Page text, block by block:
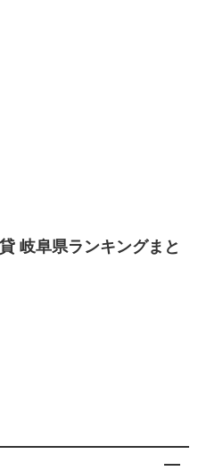
岐阜県ランキングまと